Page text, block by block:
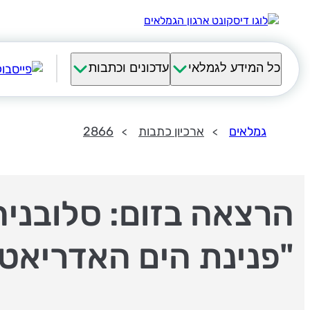
כל המידע לגמלאי עדכונים וכתבות
גמלאים ארכיון כתבות 2866
הרצאה בזום:
"פנינת הים